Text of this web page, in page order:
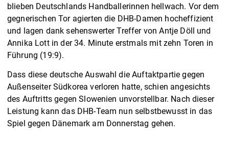
blieben Deutschlands Handballerinnen hellwach. Vor dem
gegnerischen Tor agierten die DHB-Damen hocheffizient
und lagen dank sehenswerter Treffer von Antje Döll und
Annika Lott in der 34. Minute erstmals mit zehn Toren in
Führung (19:9).
Dass diese deutsche Auswahl die Auftaktpartie gegen
Außenseiter Südkorea verloren hatte, schien angesichts
des Auftritts gegen Slowenien unvorstellbar. Nach dieser
Leistung kann das DHB-Team nun selbstbewusst in das
Spiel gegen Dänemark am Donnerstag gehen.